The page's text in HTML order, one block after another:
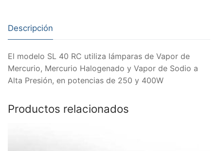
Descripción
El modelo SL 40 RC utiliza lámparas de Vapor de
Mercurio, Mercurio Halogenado y Vapor de Sodio a
Alta Presión, en potencias de 250 y 400W
Productos relacionados